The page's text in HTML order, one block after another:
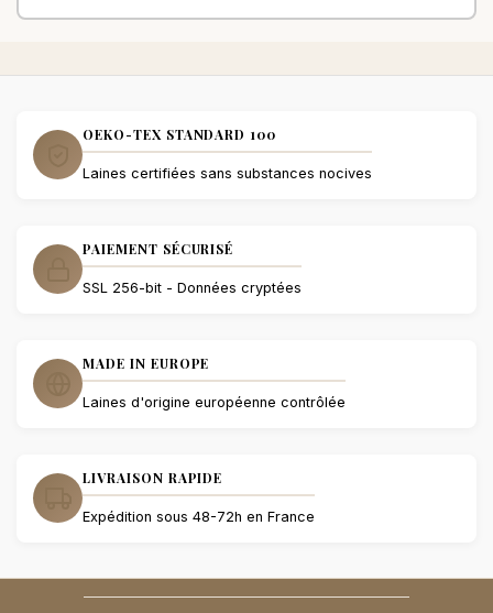
OEKO-TEX STANDARD 100
Laines certifiées sans substances nocives
PAIEMENT SÉCURISÉ
SSL 256-bit - Données cryptées
MADE IN EUROPE
Laines d'origine européenne contrôlée
LIVRAISON RAPIDE
Expédition sous 48-72h en France